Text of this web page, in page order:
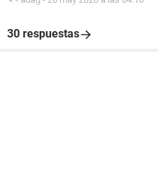
30 respuestas